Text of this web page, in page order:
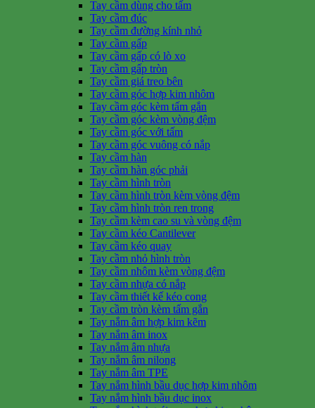
Tay cầm dùng cho tấm
Tay cầm đúc
Tay cầm đường kính nhỏ
Tay cầm gấp
Tay cầm gấp có lò xo
Tay cầm gấp tròn
Tay cầm giá treo bên
Tay cầm góc hợp kim nhôm
Tay cầm góc kèm tấm gắn
Tay cầm góc kèm vòng đệm
Tay cầm góc với tấm
Tay cầm góc vuông có nắp
Tay cầm hàn
Tay cầm hàn góc phải
Tay cầm hình tròn
Tay cầm hình tròn kèm vòng đệm
Tay cầm hình tròn ren trong
Tay cầm kèm cao su và vòng đệm
Tay cầm kéo Cantilever
Tay cầm kéo quay
Tay cầm nhỏ hình tròn
Tay cầm nhôm kèm vòng đệm
Tay cầm nhựa có nắp
Tay cầm thiết kế kéo cong
Tay cầm tròn kèm tấm gắn
Tay nắm âm hợp kim kẽm
Tay nắm âm inox
Tay nắm âm nhựa
Tay nắm âm nilong
Tay nắm âm TPE
Tay nắm hình bầu dục hợp kim nhôm
Tay nắm hình bầu dục inox